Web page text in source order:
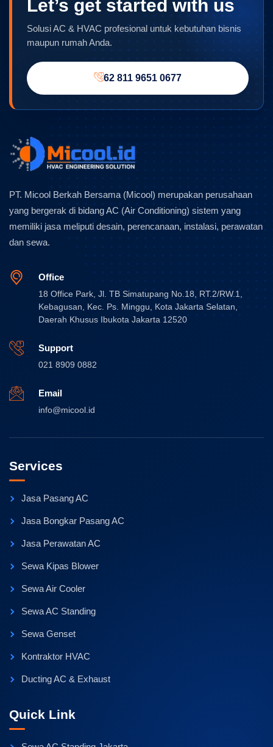
Let’s get started with us
Solusi AC & HVAC profesional untuk kebutuhan bisnis
maupun rumah Anda.
62 811 9651 0677
PT. Micool Berkah Bersama (Micool) merupakan perusahaan
yang bergerak di bidang AC (Air Conditioning) sistem yang
memiliki jasa meliputi desain, perencanaan, instalasi, perawatan
dan sewa.
Office
18 Office Park, Jl. TB Simatupang No.18, RT.2/RW.1,
Kebagusan, Kec. Ps. Minggu, Kota Jakarta Selatan,
Daerah Khusus Ibukota Jakarta 12520
Support
021 8909 0882
Email
info@micool.id
Services
Jasa Pasang AC
Jasa Bongkar Pasang AC
Jasa Perawatan AC
Sewa Kipas Blower
Sewa Air Cooler
Sewa AC Standing
Sewa Genset
Kontraktor HVAC
Ducting AC & Exhaust
Quick Link